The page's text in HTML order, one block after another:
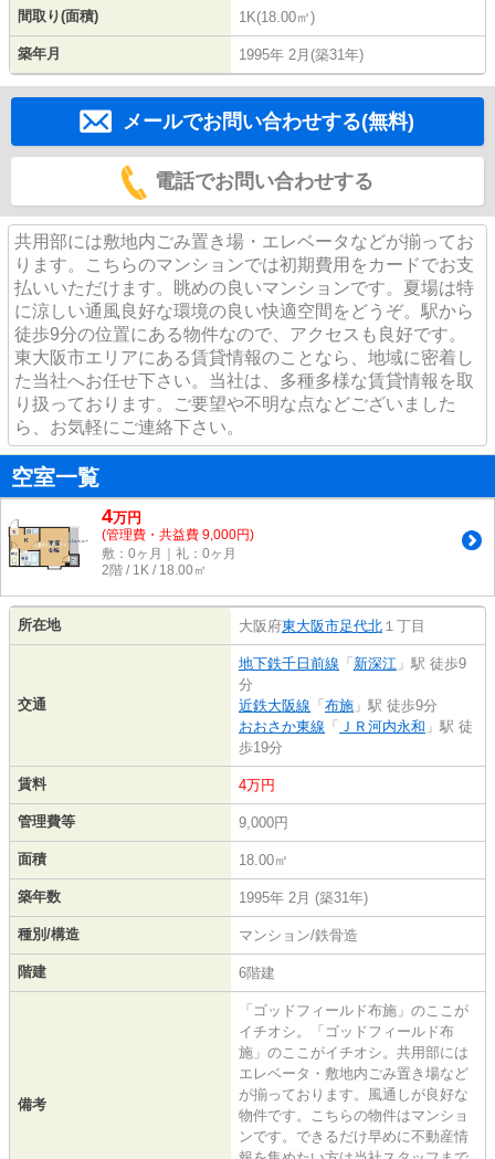
間取り(面積) 1K(18.00㎡)
築年月 1995年 2月(築31年)
メールでお問い合わせする(無料)
電話でお問い合わせする
共用部には敷地内ごみ置き場・エレベータなどが揃ってお
ります。こちらのマンションでは初期費用をカードでお支
払いいただけます。眺めの良いマンションです。夏場は特
に涼しい通風良好な環境の良い快適空間をどうぞ。駅から
徒歩9分の位置にある物件なので、アクセスも良好です。
東大阪市エリアにある賃貸情報のことなら、地域に密着し
た当社へお任せ下さい。当社は、多種多様な賃貸情報を取
り扱っております。ご要望や不明な点などございました
ら、お気軽にご連絡下さい。
空室一覧
4万円
(管理費・共益費 9,000円)
敷：0ヶ月｜礼：0ヶ月
2階 / 1K / 18.00㎡
所在地 大阪府東大阪市足代北 １丁目
交通
地下鉄千日前線 「 新深江 」駅 徒歩9
分
近鉄大阪線 「 布施 」駅 徒歩9分
おおさか東線 「 ＪＲ河内永和 」駅 徒
歩19分
賃料 4万円
管理費等 9,000円
面積 18.00㎡
築年数 1995年 2月 (築31年)
種別/構造 マンション/鉄骨造
階建 6階建
備考
「ゴッドフィールド布施」のここが
イチオシ。「ゴッドフィールド布
施」のここがイチオシ。共用部には
エレベータ・敷地内ごみ置き場など
が揃っております。風通しが良好な
物件です。こちらの物件はマンショ
ンです。できるだけ早めに不動産情